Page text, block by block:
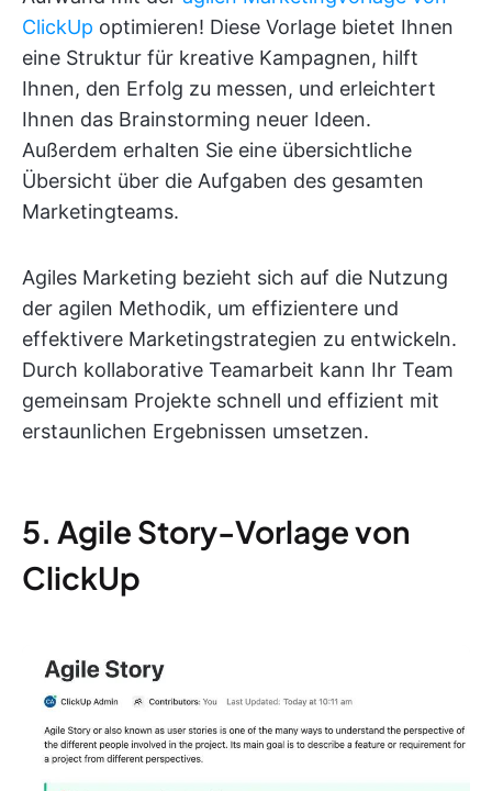
ClickUp optimieren! Diese Vorlage bietet Ihnen
eine Struktur für kreative Kampagnen, hilft
Ihnen, den Erfolg zu messen, und erleichtert
Ihnen das Brainstorming neuer Ideen.
Außerdem erhalten Sie eine übersichtliche
Übersicht über die Aufgaben des gesamten
Marketingteams.
Agiles Marketing bezieht sich auf die Nutzung
der agilen Methodik, um effizientere und
effektivere Marketingstrategien zu entwickeln.
Durch kollaborative Teamarbeit kann Ihr Team
gemeinsam Projekte schnell und effizient mit
erstaunlichen Ergebnissen umsetzen.
5. Agile Story-Vorlage von
ClickUp